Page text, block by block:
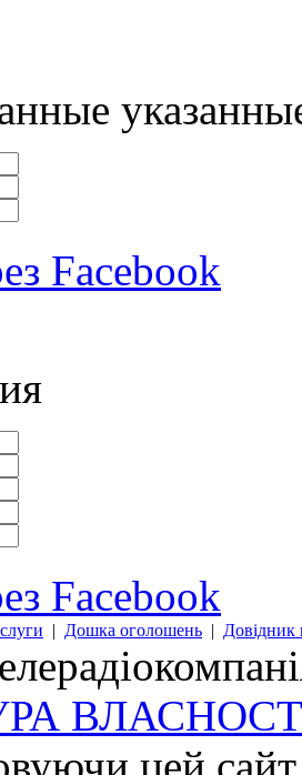
Facebook
Facebook
| Дошка оголошень | Довідник